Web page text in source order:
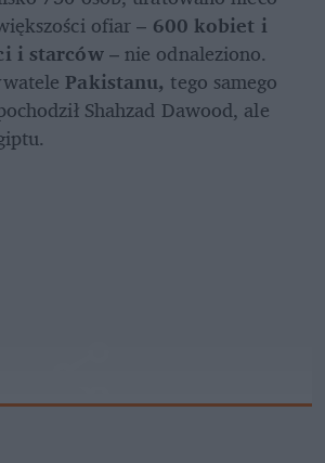
ofiar – 600 kobiet i
i starców – nie odnaleziono.
Pakistanu, tego samego
Shahzad Dawood, ale